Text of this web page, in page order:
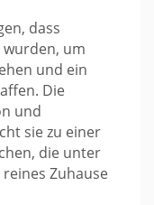
dass
um
und ein
Die
und
sie zu einer
die unter
Zuhause